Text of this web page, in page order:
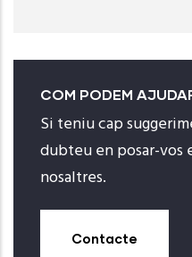
COM PODEM
Si teniu cap
dubteu en posar-vos
nosaltres.
Contacte